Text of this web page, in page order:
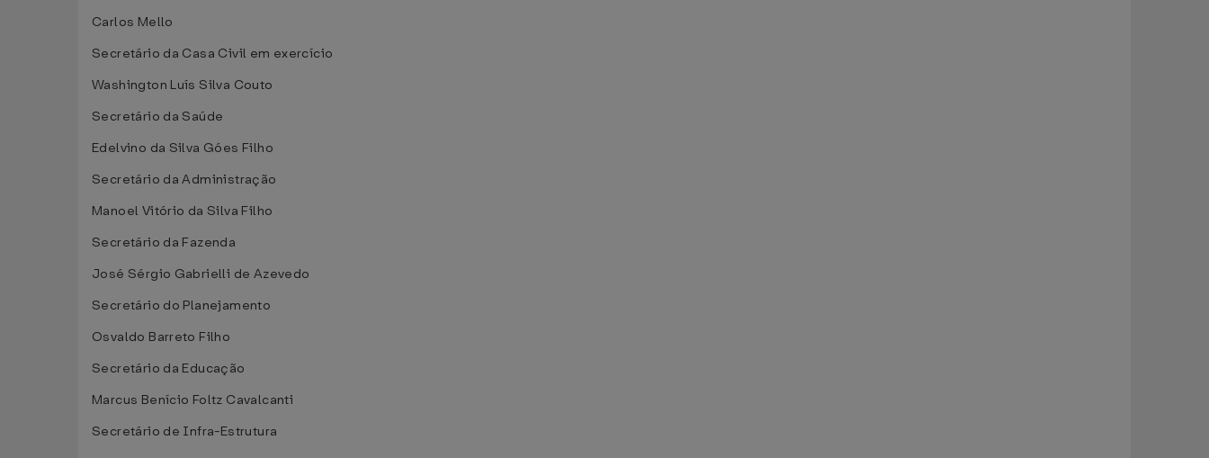
Carlos Mello
Secretário da Casa Civil em exercício
Washington Luís Silva Couto
Secretário da Saúde
Edelvino da Silva Góes Filho
Secretário da Administração
Manoel Vitório da Silva Filho
Secretário da Fazenda
José Sérgio Gabrielli de Azevedo
Secretário do Planejamento
Osvaldo Barreto Filho
Secretário da Educação
Marcus Benício Foltz Cavalcanti
Secretário de Infra-Estrutura